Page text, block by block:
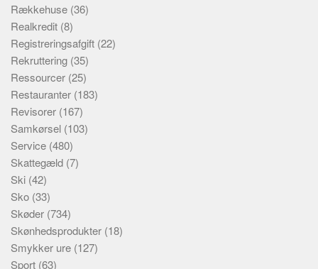
Rækkehuse (36)
Realkredit (8)
Registreringsafgift (22)
Rekruttering (35)
Ressourcer (25)
Restauranter (183)
Revisorer (167)
Samkørsel (103)
Service (480)
Skattegæld (7)
Ski (42)
Sko (33)
Skøder (734)
Skønhedsprodukter (18)
Smykker ure (127)
Sport (63)